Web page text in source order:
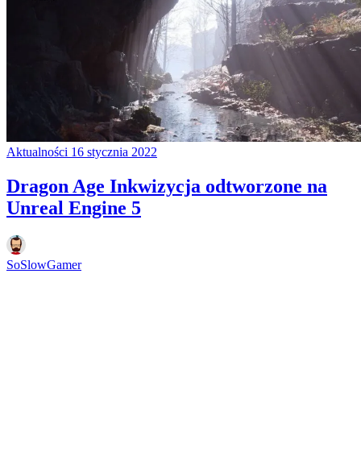
Aktualności 16 stycznia 2022
Dragon Age Inkwizycja odtworzone na
Unreal Engine 5
SoSlowGamer